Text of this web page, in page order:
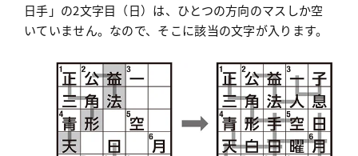
日手」の2文字目（日）は、ひとつの方向のマスしか空
いていません。なので、そこに該当の文字が入ります。